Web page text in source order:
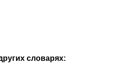
словарях: